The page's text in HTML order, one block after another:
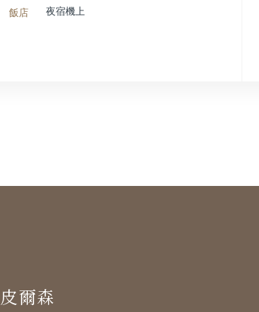
飯店 夜宿機上
爾森